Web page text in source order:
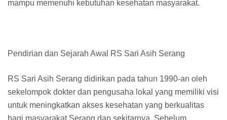
mampu memenuhi kebutuhan kesehatan masyarakat.
Pendirian dan Sejarah Awal RS Sari Asih Serang
RS Sari Asih Serang didirikan pada tahun 1990-an oleh
sekelompok dokter dan pengusaha lokal yang memiliki visi
untuk meningkatkan akses kesehatan yang berkualitas